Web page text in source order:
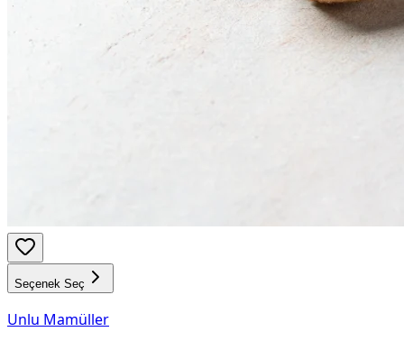
Seçenek Seç
Unlu Mamüller